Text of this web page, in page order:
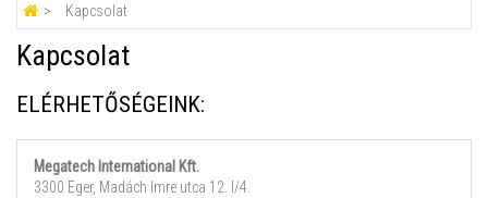
Kapcsolat
Kapcsolat
ELÉRHETŐSÉGEINK:
Megatech International Kft.
3300 Eger, Madách Imre utca 12. I/4.